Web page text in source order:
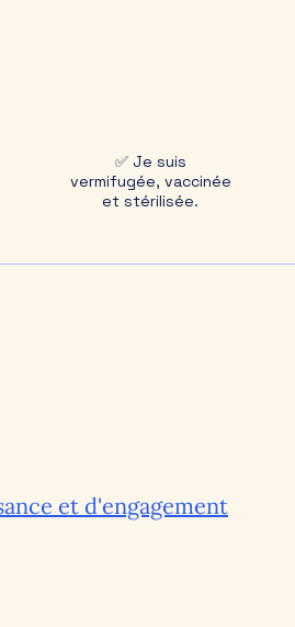
✅ Je suis
vermifugée, vaccinée
et stérilisée.
et d'engagement